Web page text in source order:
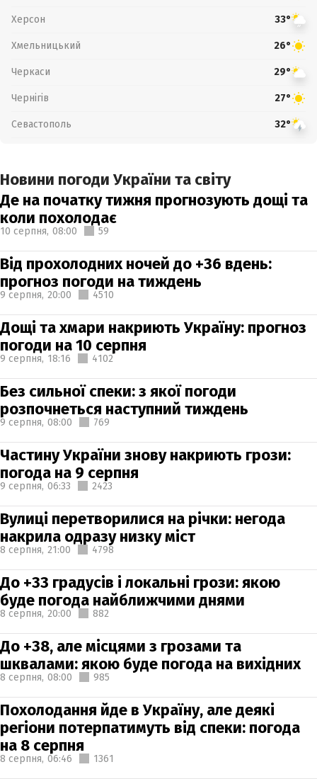
Херсон 33°
Хмельницький 26°
Черкаси 29°
Чернігів 27°
Севастополь 32°
Новини погоди України та світу
Де на початку тижня прогнозують дощі та
коли похолодає
10 серпня, 08:00 59
Від прохолодних ночей до +36 вдень:
прогноз погоди на тиждень
9 серпня, 20:00 4510
Дощі та хмари накриють Україну: прогноз
погоди на 10 серпня
9 серпня, 18:16 4102
Без сильної спеки: з якої погоди
розпочнеться наступний тиждень
9 серпня, 08:00 769
Частину України знову накриють грози:
погода на 9 серпня
9 серпня, 06:33 2423
Вулиці перетворилися на річки: негода
накрила одразу низку міст
8 серпня, 21:00 4798
До +33 градусів і локальні грози: якою
буде погода найближчими днями
8 серпня, 20:00 882
До +38, але місцями з грозами та
шквалами: якою буде погода на вихідних
8 серпня, 08:00 985
Похолодання йде в Україну, але деякі
регіони потерпатимуть від спеки: погода
на 8 серпня
8 серпня, 06:46 1361